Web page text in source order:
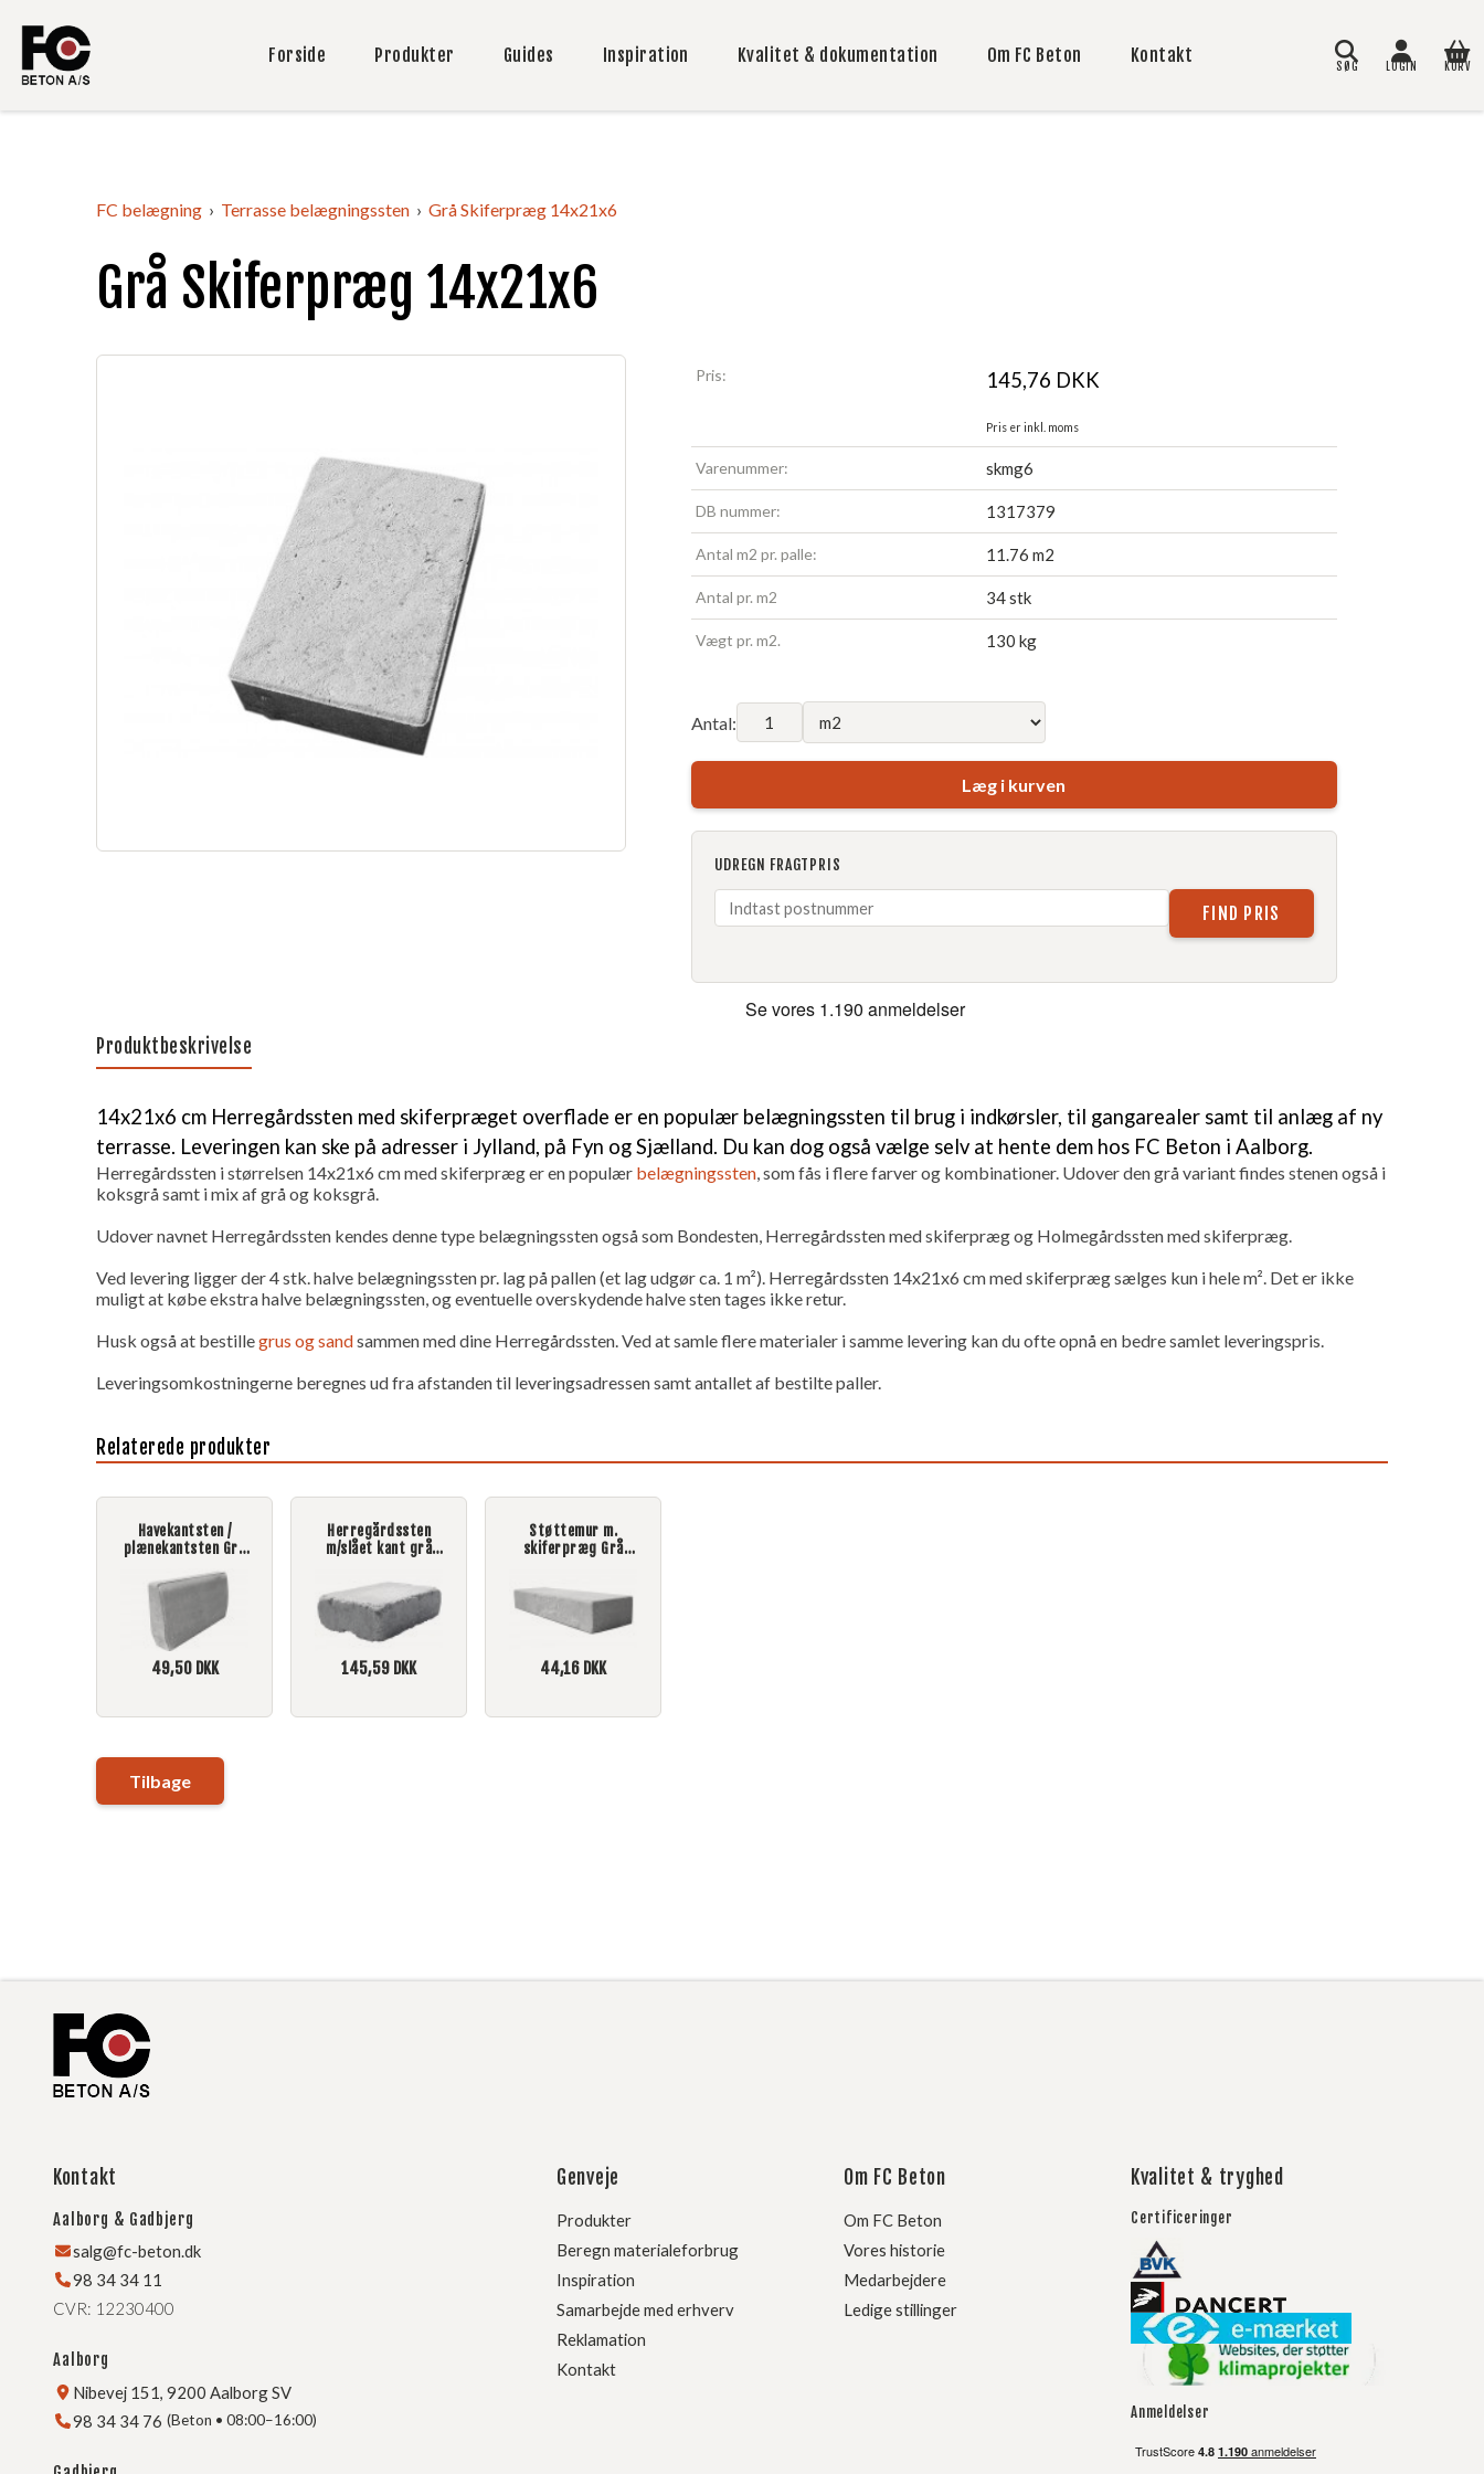
Forside Produkter Guides Inspiration Kvalitet & dokumentation Om FC Beton Kontakt SØG LOGIN KURV
FC belægning Terrasse belægningssten Grå Skiferpræg 14x21x6
Grå Skiferpræg 14x21x6
Pris: 145,76 DKK
Pris er inkl. moms
Varenummer: skmg6
DB nummer: 1317379
Antal m2 pr. palle: 11.76 m2
Antal pr. m2 34 stk
Vægt pr. m2. 130 kg
Antal:
Læg i kurven
UDREGN FRAGTPRIS
Produktbeskrivelse
14x21x6 cm Herregårdssten med skiferpræget overflade er en populær belægningssten til brug i indkørsler, til gangarealer samt til anlæg af ny
terrasse. Leveringen kan ske på adresser i Jylland, på Fyn og Sjælland. Du kan dog også vælge selv at hente dem hos FC Beton i Aalborg.
Herregårdssten i størrelsen 14x21x6 cm med skiferpræg er en populær belægningssten, som fås i flere farver og kombinationer. Udover den grå variant findes stenen også i
koksgrå samt i mix af grå og koksgrå.
Udover navnet Herregårdssten kendes denne type belægningssten også som Bondesten, Herregårdssten med skiferpræg og Holmegårdssten med skiferpræg.
Ved levering ligger der 4 stk. halve belægningssten pr. lag på pallen (et lag udgør ca. 1 m²). Herregårdssten 14x21x6 cm med skiferpræg sælges kun i hele m². Det er ikke
muligt at købe ekstra halve belægningssten, og eventuelle overskydende halve sten tages ikke retur.
Husk også at bestillegrus og sandsammen med dine Herregårdssten. Ved at samle flere materialer i samme levering kan du ofte opnå en bedre samlet leveringspris.
Leveringsomkostningerne beregnes ud fra afstanden til leveringsadressen samt antallet af bestilte paller.
Relaterede produkter
Havekantsten /
plænekantsten Grå
49,50DKK
Herregårdssten
m/slået kant grå
145,59 DKK
Støttemur m.
skiferpræg Grå
44,16 DKK
Tilbage
Kontakt
Aalborg & Gadbjerg
salg@fc-beton.dk
98 34 34 11
CVR: 12230400
Aalborg
Nibevej 151, 9200 Aalborg SV
98 34 34 76 (Beton • 08:00–16:00)
Genveje
Produkter
Beregn materialeforbrug
Inspiration
Samarbejde med erhverv
Reklamation
Kontakt
Om FC Beton
Om FC Beton
Vores historie
Medarbejdere
Ledige stillinger
Kvalitet & tryghed
Certificeringer
Anmeldelser